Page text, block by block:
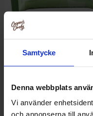
Samtycke
Denna webbplats
Vi använder
och annonserna till
21.68 kr/st